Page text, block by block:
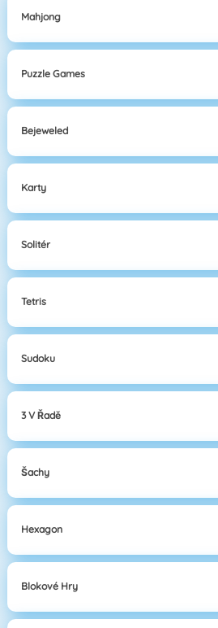
Mahjong
Puzzle Games
Bejeweled
Karty
Solitér
Tetris
Sudoku
3 V Řadě
Šachy
Hexagon
Blokové Hry